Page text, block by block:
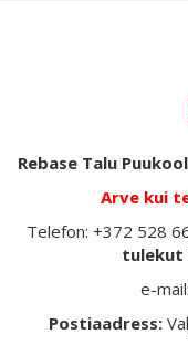
Rebase Talu
Arve kui
Telefon: +372 528
tulekut
e-
Postiaadress: